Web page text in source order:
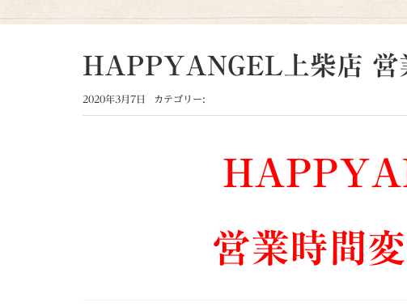
HAPPYANGEL上柴店 営
2020年3月7日 カテゴリー:
営業時間